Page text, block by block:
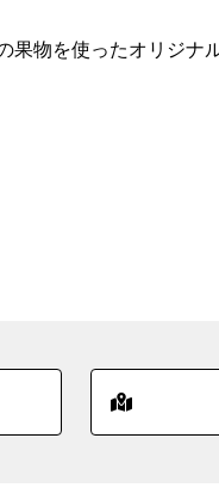
物を使ったオリジ